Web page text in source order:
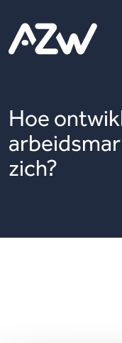
Hoe
zich?